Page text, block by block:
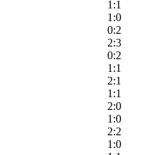
1:1
1:0
0:2
2:3
0:2
1:1
2:1
1:1
2:0
1:0
2:2
1:0